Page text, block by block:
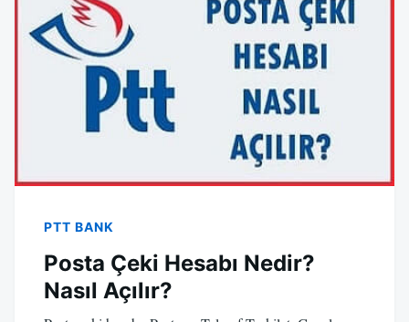
PTT BANK
Posta Çeki Hesabı Nedir?
Nasıl Açılır?